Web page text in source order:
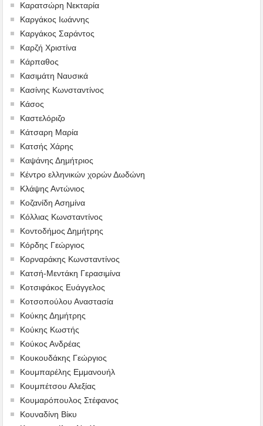
Καρατσώρη Νεκταρία
Καργάκος Ιωάννης
Καργάκος Σαράντος
Καρζή Χριστίνα
Κάρπαθος
Κασιμάτη Ναυσικά
Κασίνης Κωνσταντίνος
Κάσος
Καστελόριζο
Κάτσαρη Μαρία
Κατσής Χάρης
Καψάνης Δημήτριος
Κέντρο ελληνικών χορών Δωδώνη
Κλάψης Αντώνιος
Κοζανίδη Ασημίνα
Κόλλιας Κωνσταντίνος
Κοντοδήμος Δημήτρης
Κόρδης Γεώργιος
Κορναράκης Κωνσταντίνος
Κατσή-Μεντάκη Γερασιμίνα
Κοτσιφάκος Ευάγγελος
Κοτσοπούλου Αναστασία
Κούκης Δημήτρης
Κούκης Κωστής
Κούκος Ανδρέας
Κουκουδάκης Γεώργιος
Κουμπαρέλης Εμμανουήλ
Κουμπέτσου Αλεξίας
Κουμαρόπουλος Στέφανος
Κουναδίνη Βίκυ